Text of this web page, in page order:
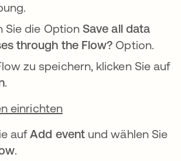
Sie die Option Save all data
through the Flow? Option.
zu speichern, klicken Sie auf
.
einrichten
aufAdd event und wählen Sie
.